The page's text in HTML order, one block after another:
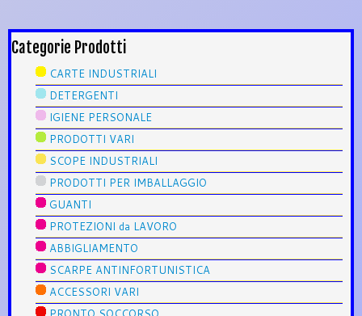
Categorie Prodotti
CARTE INDUSTRIALI
DETERGENTI
IGIENE PERSONALE
PRODOTTI VARI
SCOPE INDUSTRIALI
PRODOTTI PER IMBALLAGGIO
GUANTI
PROTEZIONI da LAVORO
ABBIGLIAMENTO
SCARPE ANTINFORTUNISTICA
ACCESSORI VARI